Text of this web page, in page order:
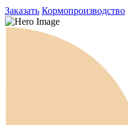
Заказать Кормопроизводство